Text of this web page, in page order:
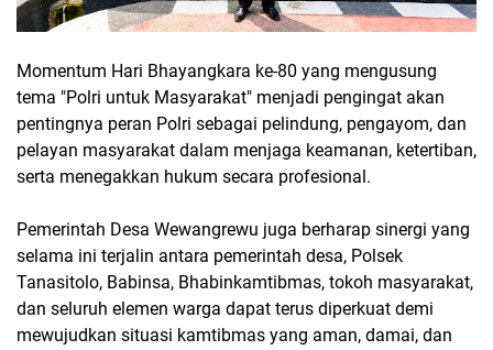
Momentum Hari Bhayangkara ke-80 yang mengusung
tema "Polri untuk Masyarakat" menjadi pengingat akan
pentingnya peran Polri sebagai pelindung, pengayom, dan
pelayan masyarakat dalam menjaga keamanan, ketertiban,
serta menegakkan hukum secara profesional.
Pemerintah Desa Wewangrewu juga berharap sinergi yang
selama ini terjalin antara pemerintah desa, Polsek
Tanasitolo, Babinsa, Bhabinkamtibmas, tokoh masyarakat,
dan seluruh elemen warga dapat terus diperkuat demi
mewujudkan situasi kamtibmas yang aman, damai, dan